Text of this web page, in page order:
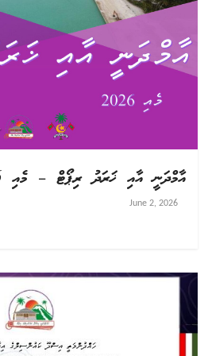
އާމްދަނީ އާއި ޚަރަދު ރިޕޯޓް – މެއި 2026
June 2, 2026